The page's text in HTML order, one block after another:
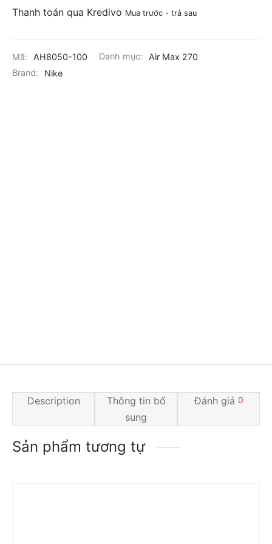
Thanh toán qua Kredivo Mua trước - trả sau
Mã: AH8050-100 Danh mục:
Air Max 270
Brand:
Nike
Description
Thông tin bổ
sung
Đánh giá 0
Sản phẩm tương tự